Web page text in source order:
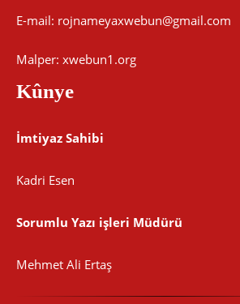
E-mail: rojnameyaxwebun@gmail.com
Malper: xwebun1.org
Kûnye
İmtiyaz Sahibi
Kadri Esen
Sorumlu Yazı işleri Müdürü
Mehmet Ali Ertaş